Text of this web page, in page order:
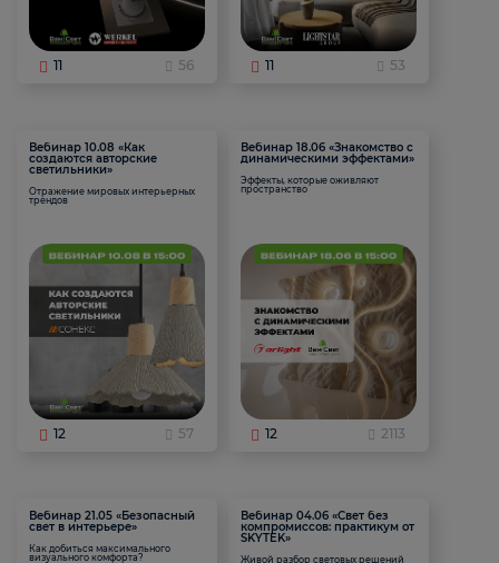
11 56 11 53
Вебинар 10.08 «Как
создаются авторские
светильники»
Отражение мировых интерьерных
трендов
12 57
Вебинар 18.06 «Знакомство с
динамическими эффектами»
Эффекты, которые оживляют
пространство
12 2113
Вебинар 21.05 «Безопасный
свет в интерьере»
Как добиться максимального
визуального комфорта?
Вебинар 04.06 «Свет без
компромиссов: практикум от
SKYTEK»
Живой разбор световых решений